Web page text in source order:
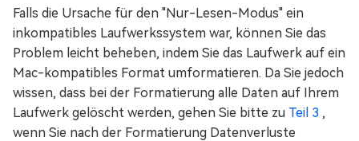
Falls die Ursache für den "Nur-Lesen-Modus" ein
inkompatibles Laufwerkssystem war, können Sie das
Problem leicht beheben, indem Sie das Laufwerk auf ein
Mac-kompatibles Format umformatieren. Da Sie jedoch
wissen, dass bei der Formatierung alle Daten auf Ihrem
Laufwerk gelöscht werden, gehen Sie bitte zu Teil 3 ,
wenn Sie nach der Formatierung Datenverluste